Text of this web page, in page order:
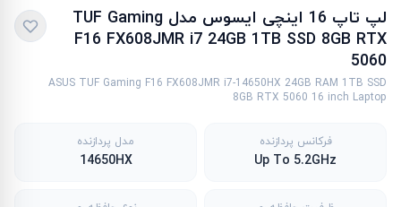
لپ تاپ 16 اینچی ایسوس مدل TUF Gaming
F16 FX608JMR i7 24GB 1TB SSD 8GB RTX
5060
ASUS TUF Gaming F16 FX608JMR i7-14650HX 24GB RAM 1TB SSD
8GB RTX 5060 16 inch Laptop
فرکانس پردازنده
Up To 5.2GHz
مدل پردازنده
14650HX